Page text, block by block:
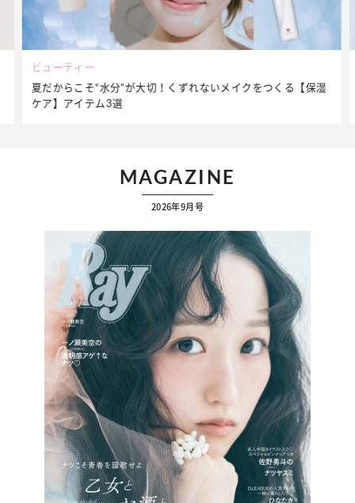
ビューティー
夏だからこそ“水分”が大切！くずれないメイクをつくる【保湿
ケア】アイテム3選
MAGAZINE
2026年9月号